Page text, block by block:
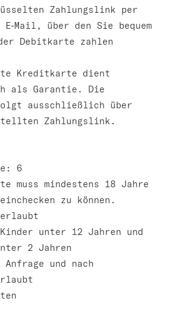
Zahlungslink per
E‑Mail, über den Sie bequem
Debitkarte zahlen
Kreditkarte dient
als Garantie. Die
ausschließlich über
Zahlungslink.
6
muss mindestens 18 Jahre
zu können.
unter 12 Jahren und
2 Jahren
und nach